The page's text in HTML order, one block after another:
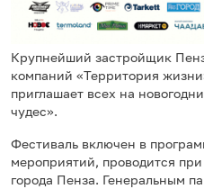
Крупнейший застройщик
компаний «Территория
приглашает всех на
чудес».
Фестиваль включен в
мероприятий, проводится
города Пенза. Генеральным